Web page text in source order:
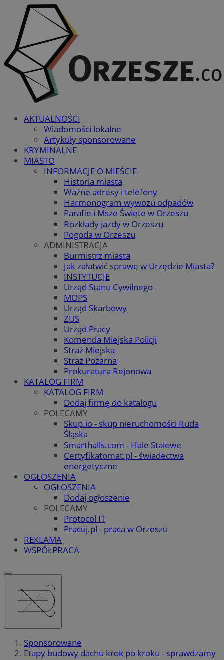
AKTUALNOŚCI
Wiadomości lokalne
Artykuły sponsorowane
KRYMINALNE
MIASTO
INFORMACJE O MIEŚCIE
Historia miasta
Ważne adresy i telefony
Harmonogram wywozu odpadów
Parafie i Msze Święte w Orzeszu
Rozkłady jazdy w Orzeszu
Pogoda w Orzeszu
ADMINISTRACJA
Burmistrz miasta
Jak załatwić sprawę w Urzędzie Miasta?
INSTYTUCJE
Urząd Stanu Cywilnego
MOPS
Urząd Skarbowy
ZUS
Urząd Pracy
Komenda Miejska Policji
Straż Miejska
Straż Pożarna
Prokuratura Rejonowa
KATALOG FIRM
KATALOG FIRM
Dodaj firmę do katalogu
POLECAMY
Skup.io - skup nieruchomości Ruda
Śląska
Smarthalls.com - Hale Stalowe
Certyfikatomat.pl - świadectwa
energetyczne
OGŁOSZENIA
OGŁOSZENIA
Dodaj ogłoszenie
POLECAMY
Protocol IT
Pracuj.pl - praca w Orzeszu
REKLAMA
WSPÓŁPRACA
Sponsorowane
Etapy budowy dachu krok po kroku - sprawdzamy